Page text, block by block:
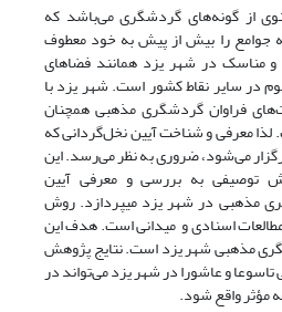
از گونه‌های گردشگری می‌باشد که
جوامع را بیش از پیش به خود معطوف
مناسک در شهر یزد همانند فضاهای
در سایر نقاط کشور است. شهر یزد با
فراوان گردشگری مذهبی همچنان
معرفی و شناخت آیین نخل‌گردانی که
می‌شود، ضروری به نظر می‌رسد. این
توصیفی به بررسی و معرفی آیین
مذهبی در شهر یزد می­پردازد. روش
اسنادی و میدانی است. هدف این
مذهبی شهر یزد است. نتایج پژوهش
و عاشورا در شهر یزد می‌تواند در
مؤثر واقع شود.